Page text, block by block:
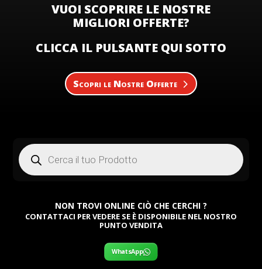
VUOI SCOPRIRE LE NOSTRE
MIGLIORI OFFERTE?
CLICCA IL PULSANTE QUI SOTTO
Scopri le Nostre Offerte
Products
search
NON TROVI ONLINE CIÒ CHE CERCHI ?
CONTATTACI PER VEDERE SE È DISPONIBILE NEL NOSTRO
PUNTO VENDITA
WhatsApp